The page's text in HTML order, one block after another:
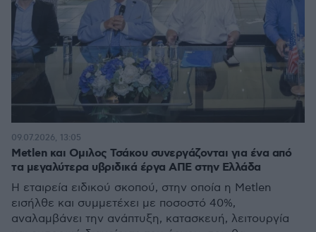
Metlen και Oμιλος Τσάκου συνεργάζονται για ένα από
τα μεγαλύτερα υβριδικά έργα ΑΠΕ στην Ελλάδα
Η εταιρεία ειδικού σκοπού, στην οποία η Metlen
εισήλθε και συμμετέχει με ποσοστό 40%,
αναλαμβάνει την ανάπτυξη, κατασκευή, λειτουργία
09.07.2026, 13:05